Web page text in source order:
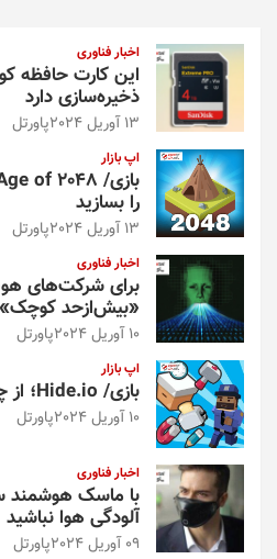
اخبار فناوری
ذخیره‌سازی دارد
13 آوریل 2024 پاورتل
اپ بازار
را بسازید
13 آوریل 2024 پاورتل
اخبار فناوری
برای شرکت‌های
«بیش‌از‌حد
10 آوریل 2024 پاورتل
اپ بازار
بازی/ Hide.io؛ از چشم بقیه پنهان شوید
10 آوریل 2024 پاورتل
اخبار فناوری
با ماسک هوشمند
آلودگی هوا نباشید
09 آوریل 2024 پاورتل